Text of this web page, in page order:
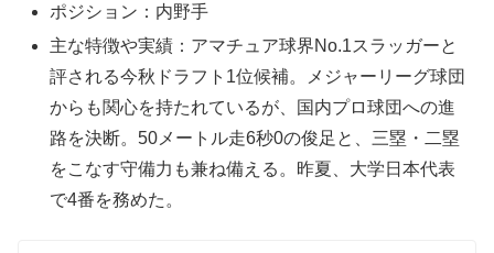
ポジション：内野手
主な特徴や実績：アマチュア球界No.1スラッガーと
評される今秋ドラフト1位候補。メジャーリーグ球団
からも関心を持たれているが、国内プロ球団への進
路を決断。50メートル走6秒0の俊足と、三塁・二塁
をこなす守備力も兼ね備える。昨夏、大学日本代表
で4番を務めた。